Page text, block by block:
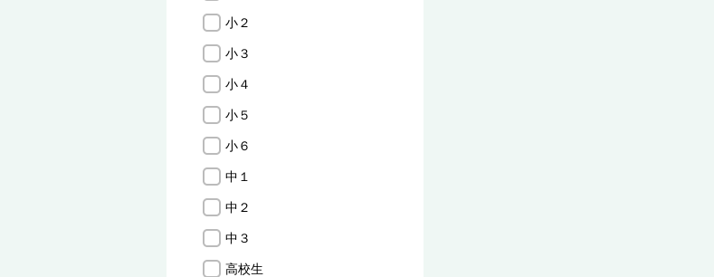
小２
小３
小４
小５
小６
中１
中２
中３
高校生